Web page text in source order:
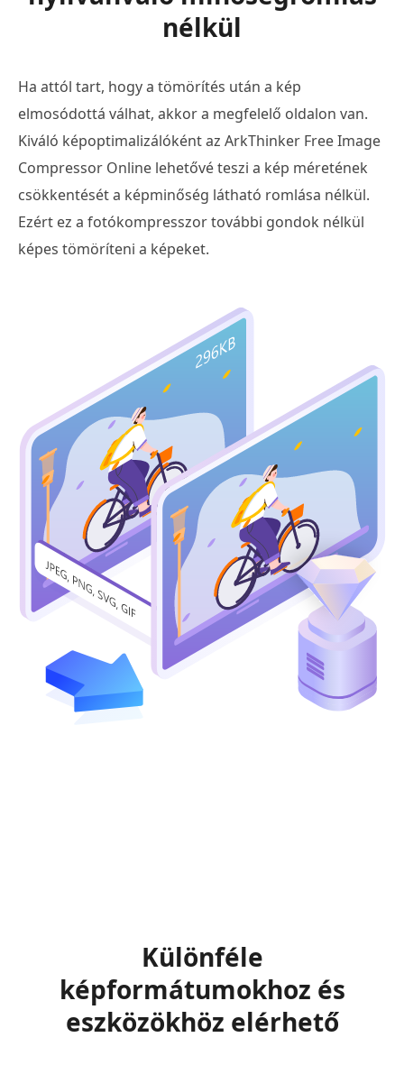
nélkül
Ha attól tart, hogy a tömörítés után a kép
elmosódottá válhat, akkor a megfelelő oldalon van.
Kiváló képoptimalizálóként az ArkThinker Free Image
Compressor Online lehetővé teszi a kép méretének
csökkentését a képminőség látható romlása nélkül.
Ezért ez a fotókompresszor további gondok nélkül
képes tömöríteni a képeket.
Különféle
képformátumokhoz és
eszközökhöz elérhető